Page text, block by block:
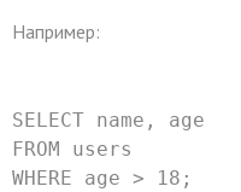
Например:
SELECT name, age
FROM
users
WHERE age > 18 ;